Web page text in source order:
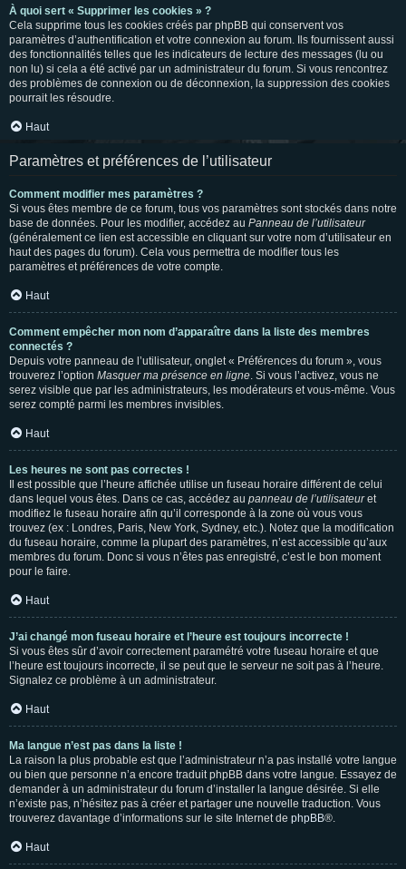
À quoi sert « Supprimer les cookies » ?
Cela supprime tous les cookies créés par phpBB qui conservent vos
paramètres d’authentification et votre connexion au forum. Ils fournissent aussi
des fonctionnalités telles que les indicateurs de lecture des messages (lu ou
non lu) si cela a été activé par un administrateur du forum. Si vous rencontrez
des problèmes de connexion ou de déconnexion, la suppression des cookies
pourrait les résoudre.
Haut
Paramètres et préférences de l’utilisateur
Comment modifier mes paramètres ?
Si vous êtes membre de ce forum, tous vos paramètres sont stockés dans notre
base de données. Pour les modifier, accédez au Panneau de l’utilisateur
(généralement ce lien est accessible en cliquant sur votre nom d’utilisateur en
haut des pages du forum). Cela vous permettra de modifier tous les
paramètres et préférences de votre compte.
Haut
Comment empêcher mon nom d’apparaître dans la liste des membres
connectés ?
Depuis votre panneau de l’utilisateur, onglet « Préférences du forum », vous
trouverez l’option Masquer ma présence en ligne. Si vous l’activez, vous ne
serez visible que par les administrateurs, les modérateurs et vous-même. Vous
serez compté parmi les membres invisibles.
Haut
Les heures ne sont pas correctes !
Il est possible que l’heure affichée utilise un fuseau horaire différent de celui
dans lequel vous êtes. Dans ce cas, accédez au panneau de l’utilisateuret
modifiez le fuseau horaire afin qu’il corresponde à la zone où vous vous
trouvez (ex : Londres, Paris, New York, Sydney, etc.). Notez que la modification
du fuseau horaire, comme la plupart des paramètres, n’est accessible qu’aux
membres du forum. Donc si vous n’êtes pas enregistré, c’est le bon moment
pour le faire.
Haut
J’ai changé mon fuseau horaire et l’heure est toujours incorrecte !
Si vous êtes sûr d’avoir correctement paramétré votre fuseau horaire et que
l’heure est toujours incorrecte, il se peut que le serveur ne soit pas à l’heure.
Signalez ce problème à un administrateur.
Haut
Ma langue n’est pas dans la liste !
La raison la plus probable est que l’administrateur n’a pas installé votre langue
ou bien que personne n’a encore traduit phpBB dans votre langue. Essayez de
demander à un administrateur du forum d’installer la langue désirée. Si elle
n’existe pas, n’hésitez pas à créer et partager une nouvelle traduction. Vous
trouverez davantage d’informations sur le site Internet de phpBB®.
Haut